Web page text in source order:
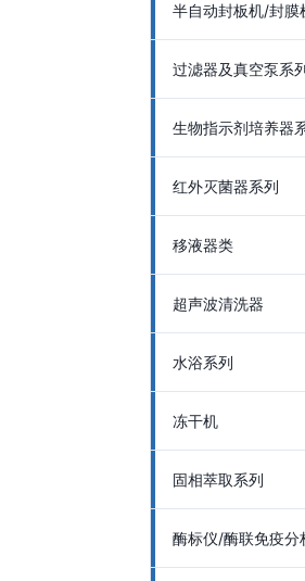
半自动封板机/封膜
过滤器及真空泵系
生物指示剂培养器
红外灭菌器系列
移液器类
超声波清洗器
水浴系列
冻干机
固相萃取系列
酶标仪/酶联免疫分